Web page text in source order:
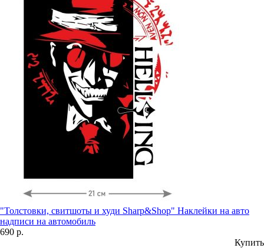
"Толстовки, свитшоты и худи Sharp&Shop" Наклейки на авто
надписи на автомобиль
690 р.
Купить